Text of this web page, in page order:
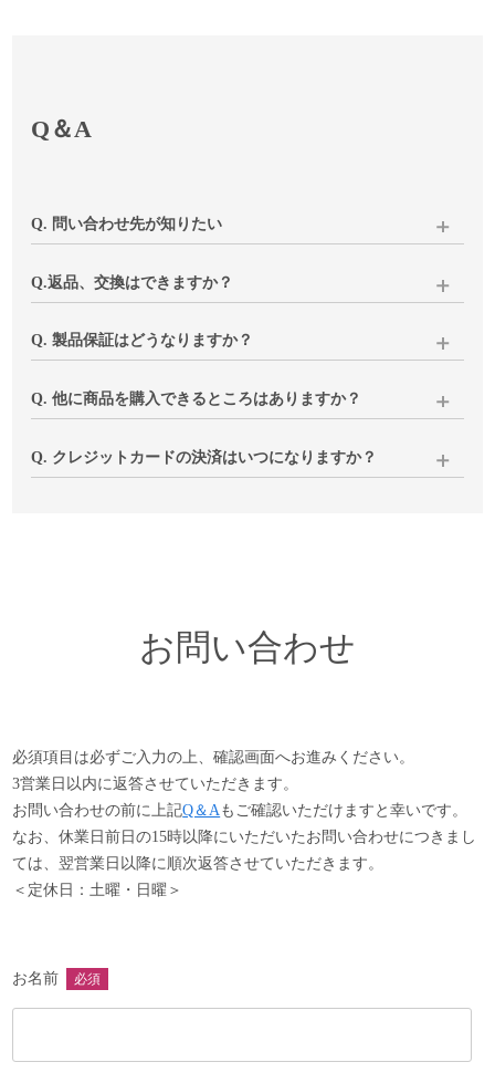
Q＆A
Q. 問い合わせ先が知りたい
当店にて内容確認後、土日を除く3営業日以内にメールにてご
2、メールでのお問い合わせ
もお受けできます
Q.返品、交換はできますか？
品のご用意もしくは返品(返金)の対応をさせていただきます。
イメージと異なる、サイズが合わない等、お客様のご都合で
すことご了承ください。
折り返し、手続きについてご連絡いたします。
・事前に返品希望の連絡をいただいていない商品
・商品の箱・袋・タグなどの付属品を破損・紛失した商品
・ご使用された商品
・お客様のもとで汚れや破損が生じた商品
・受注生産品やセール品、真鍮製品やアクセサリー類など
Q. 製品保証はどうなりますか？
お使いいただく中で気になる点などございましたら、下記
※ご注文コードのご入力をお願いいたします
Q. 他に商品を購入できるところはありますか？
しております。ぜひご利用ください。
Q. クレジットカードの決済はいつになりますか？
お問い合わせ
必須項目は必ずご入力の上、確認画面へお進みください。
3営業日以内に返答させていただきます。
お問い合わせの前に上記Q＆A もご確認いただけますと幸いです。
なお、休業日前日の15時以降にいただいたお問い合わせにつきまし
ては、翌営業日以降に順次返答させていただきます。
＜定休日：土曜・日曜＞
お名前 必須